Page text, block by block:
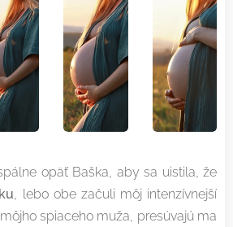
opäť Baška, aby sa uistila, že
, lebo obe začuli môj intenzívnejší
spiaceho muža, presúvajú ma